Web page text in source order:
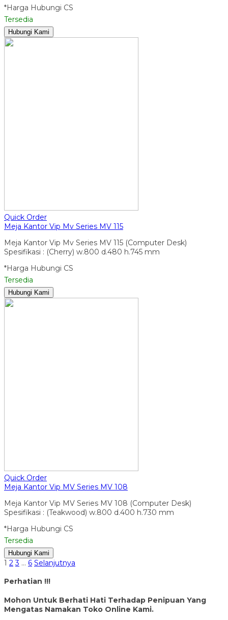
*Harga Hubungi CS
Tersedia
Hubungi Kami
Quick Order
Meja Kantor Vip Mv Series MV 115
Meja Kantor Vip Mv Series MV 115 (Computer Desk)
Spesifikasi : (Cherry) w.800 d.480 h.745 mm
*Harga Hubungi CS
Tersedia
Hubungi Kami
Quick Order
Meja Kantor Vip MV Series MV 108
Meja Kantor Vip MV Series MV 108 (Computer Desk)
Spesifikasi : (Teakwood) w.800 d.400 h.730 mm
*Harga Hubungi CS
Tersedia
Hubungi Kami
1 2 3 … 6 Selanjutnya
Perhatian !!!
Mohon Untuk Berhati Hati Terhadap Penipuan Yang
Mengatas Namakan Toko Online Kami.